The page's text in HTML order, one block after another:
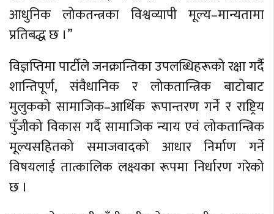
आधुनिक लोकतन्त्रका विश्वव्यापी मूल्य–मान्यतामा
प्रतिबद्ध छ ।”
विज्ञप्तिमा पार्टीले जनक्रान्तिका उपलब्धिहरूको रक्षा गर्दै
शान्तिपूर्ण, संवैधानिक र लोकतान्त्रिक बाटोबाट
मुलुकको सामाजिक–आर्थिक रूपान्तरण गर्ने र राष्ट्रिय
पुँजीको विकास गर्दै सामाजिक न्याय एवं लोकतान्त्रिक
मूल्यसहितको समाजवादको आधार निर्माण गर्ने
विषयलाई तात्कालिक लक्ष्यका रूपमा निर्धारण गरेको
छ ।